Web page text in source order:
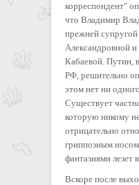
корреспондент"
что Владимир
прежней
Александровной и
Кабаевой. Путин,
РФ, решительно
этом нет ни
Существует
которую никому
отрицательно
гриппозным
фантазиями
Вскоре после